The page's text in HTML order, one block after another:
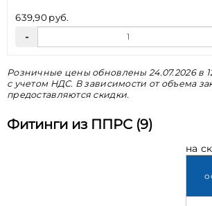
639,90 руб.
Розничные цены обновлены 24.07.2026 в
с учетом НДС. В зависимости от объема
предоставляются скидки.
Фитинги из ППРС (9)
на